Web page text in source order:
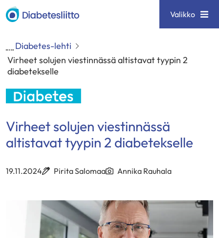
Siirry
sisältöön
Diabetesliitto Valikko
Diabetes-lehti
Virheet solujen viestinnässä altistavat tyypin 2
diabetekselle
Virheet solujen viestinnässä
altistavat tyypin 2 diabetekselle
19.11.2024 Pirita Salomaa Annika Rauhala